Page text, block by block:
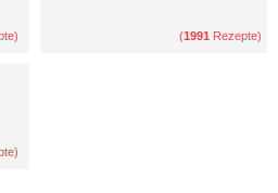
(1991 Rezepte)